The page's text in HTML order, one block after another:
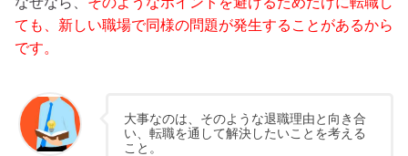
ても、新しい職場で同様の問題が発生することがあるから
です。
大事なのは、そのような退職理由と向き合
い、転職を通して解決したいことを考える
こと。